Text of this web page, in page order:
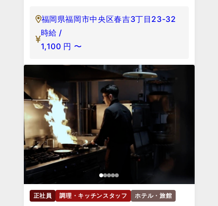
福岡県福岡市中央区春吉3丁目23-32
時給 /
1,100 円 〜
正社員 調理・キッチンスタッフ ホテル・旅館